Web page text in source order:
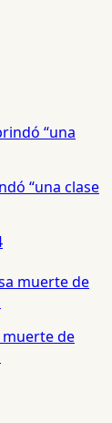
“una clase
muerte de